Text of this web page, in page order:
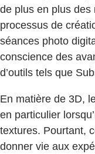
de plus en plus des
processus de
séances photo
conscience des
d’outils tels que
En matière de 3D,
en particulier
textures. Pourtant,
donner vie aux